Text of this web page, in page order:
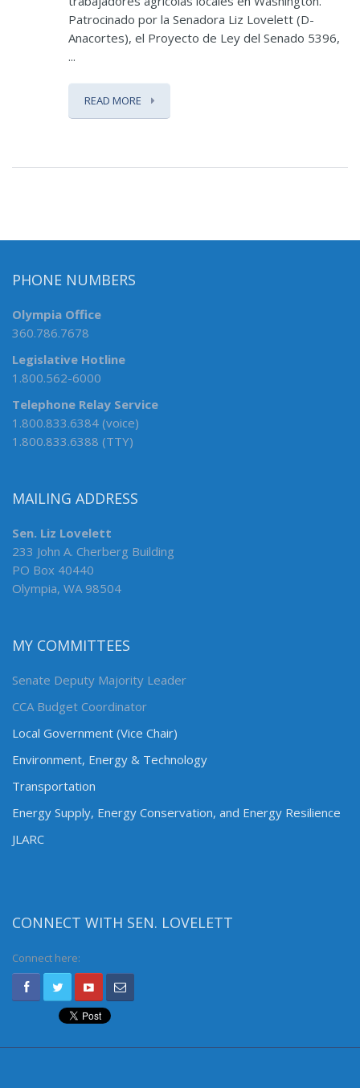
Patrocinado por la Senadora Liz Lovelett (D-
Anacortes), el Proyecto de Ley del Senado 5396,
...
READ MORE
PHONE NUMBERS
Olympia Office
360.786.7678
Legislative Hotline
1.800.562-6000
Telephone Relay Service
1.800.833.6384 (voice)
1.800.833.6388 (TTY)
MAILING ADDRESS
Sen. Liz Lovelett
233 John A. Cherberg Building
PO Box 40440
Olympia, WA 98504
MY COMMITTEES
Senate Deputy Majority Leader
CCA Budget Coordinator
Local Government (Vice Chair)
Environment, Energy & Technology
Transportation
Energy Supply, Energy Conservation, and Energy Resilience
JLARC
CONNECT WITH SEN. LOVELETT
Connect here: